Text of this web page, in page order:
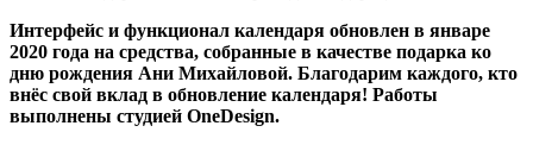
Интерфейс и функционал календаря обновлен в январе
2020 года на средства, собранные в качестве подарка ко
дню рождения Ани Михайловой. Благодарим каждого, кто
внёс свой вклад в обновление календаря! Работы
выполнены студией OneDesign.